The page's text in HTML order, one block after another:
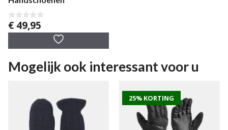
0
v
€ 49,95
Mogelijk ook interessant voor u
25% KORTING